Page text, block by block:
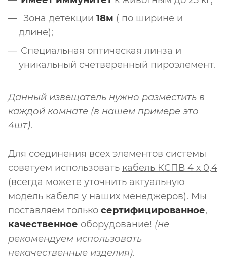
Зона детекции 18м ( по ширине и
длине);
Специальная оптическая линза и
уникальный счетверенный пироэлемент.
Данный извещатель нужно разместить в
каждой комнате (в нашем примере это
4шт).
Для соединения всех элементов системы
советуем использовать кабель КСПВ 4 х 0,4
(всегда можете уточнить актуальную
модель кабеля у наших менеджеров). Мы
поставляем только сертифицированное,
качественное оборудование! (не
рекомендуем использовать
некачественные изделия).